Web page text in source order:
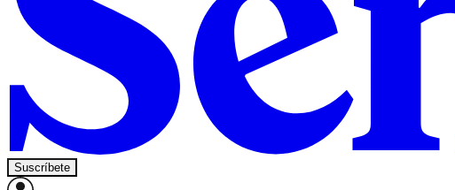
Suscríbete